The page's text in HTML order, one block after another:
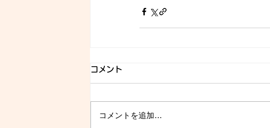
コメント
コメントを追加…